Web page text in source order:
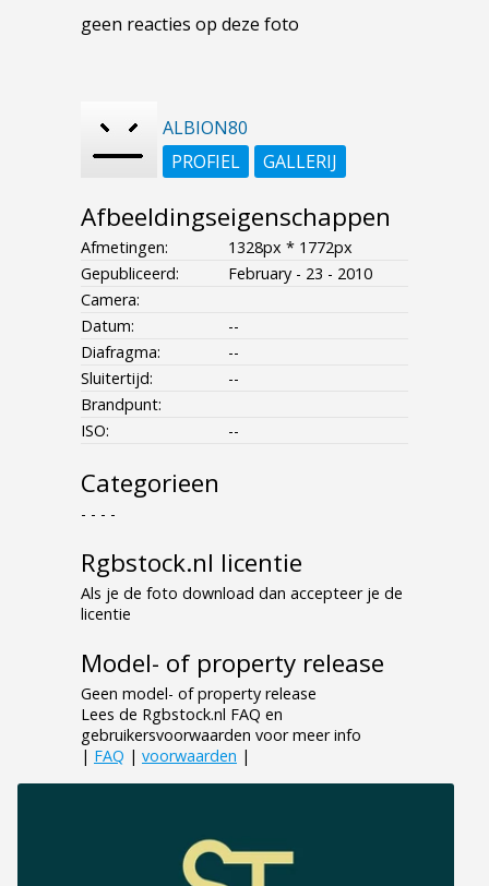
geen reacties op deze foto
ALBION80
PROFIEL
GALLERIJ
Afbeeldingseigenschappen
Afmetingen:
1328px * 1772px
Gepubliceerd:
February - 23 - 2010
Camera:
Datum:
--
Diafragma:
--
Sluitertijd:
--
Brandpunt:
ISO:
--
Categorieen
- - - -
Rgbstock.nl licentie
Als je de foto download dan accepteer je de
licentie
Model- of property release
Geen model- of property release
Lees de Rgbstock.nl FAQ en
gebruikersvoorwaarden voor meer info
| FAQ | voorwaarden |